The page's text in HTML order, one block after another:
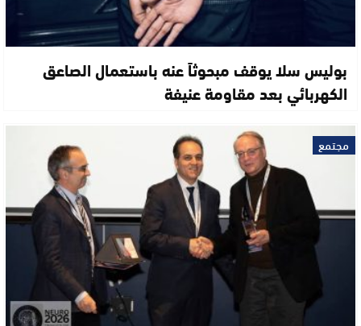
بوليس سلا يوقف مبحوثاً عنه باستعمال الصاعق
الكهربائي بعد مقاومة عنيفة
مجتمع